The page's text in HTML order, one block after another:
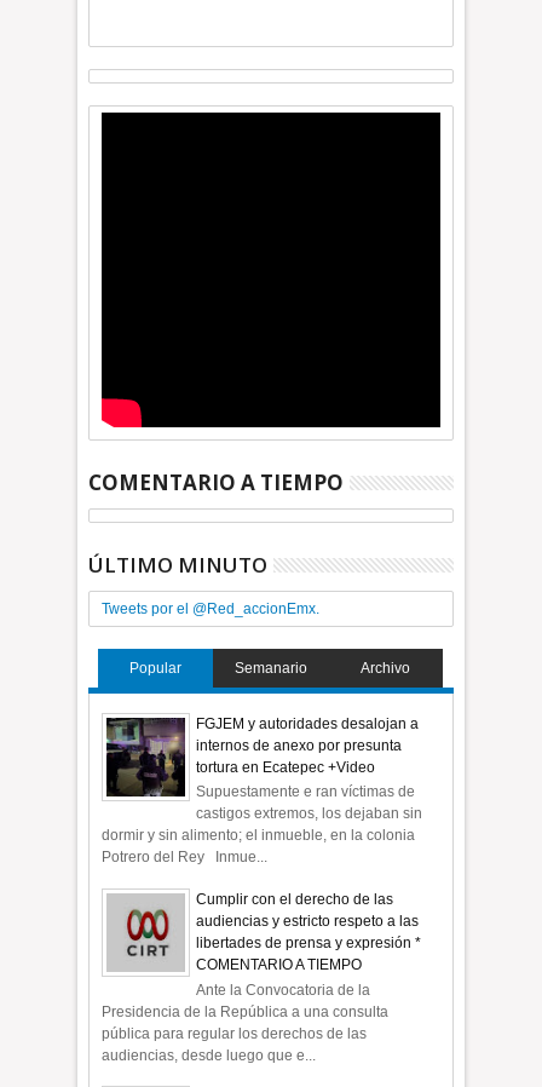
COMENTARIO A TIEMPO
ÚLTIMO MINUTO
Tweets por el @Red_accionEmx.
Popular Semanario Archivo
FGJEM y autoridades desalojan a
internos de anexo por presunta
tortura en Ecatepec +Video
Supuestamente e ran víctimas de
castigos extremos, los dejaban sin
dormir y sin alimento; el inmueble, en la colonia
Potrero del Rey Inmue...
Cumplir con el derecho de las
audiencias y estricto respeto a las
libertades de prensa y expresión *
COMENTARIO A TIEMPO
Ante la Convocatoria de la
Presidencia de la República a una consulta
pública para regular los derechos de las
audiencias, desde luego que e...